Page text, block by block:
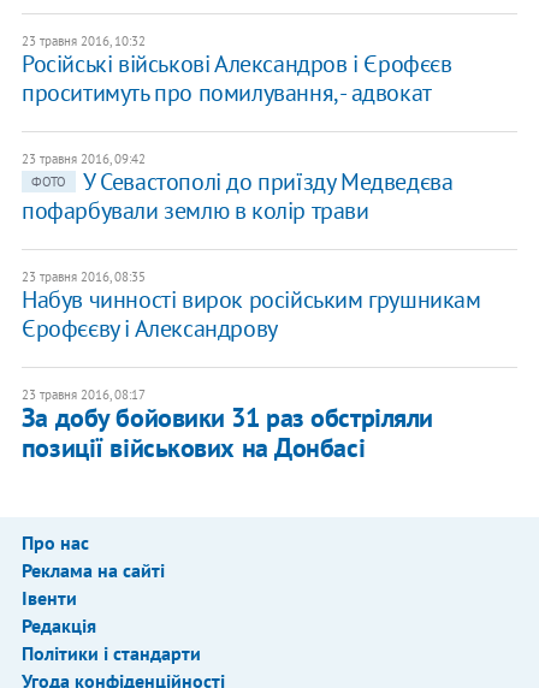
23 травня 2016, 10:32
Російські військові Александров і Єрофєєв
проситимуть про помилування, - адвокат
23 травня 2016, 09:42
ФОТО
У Севастополі до приїзду Медведєва
пофарбували землю в колір трави
23 травня 2016, 08:35
Набув чинності вирок російським грушникам
Єрофєєву і Александрову
23 травня 2016, 08:17
За добу бойовики 31 раз обстріляли
позиції військових на Донбасі
Про нас
Реклама на сайті
Івенти
Редакція
Політики і стандарти
Угода конфіденційності